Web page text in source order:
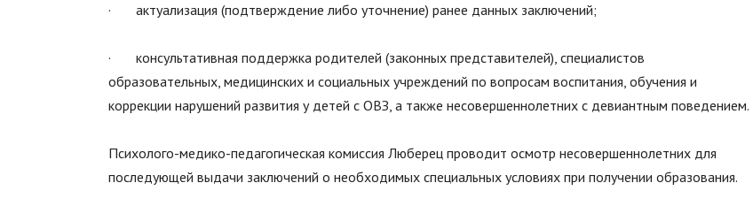
· актуализация (подтверждение либо уточнение) ранее данных заключений;
· консультативная поддержка родителей (законных представителей), специалистов
образовательных, медицинских и социальных учреждений по вопросам воспитания, обучения и
коррекции нарушений развития у детей с ОВЗ, а также несовершеннолетних с девиантным поведением.
Психолого-медико-педагогическая комиссия Люберец проводит осмотр несовершеннолетних для
последующей выдачи заключений о необходимых специальных условиях при получении образования.